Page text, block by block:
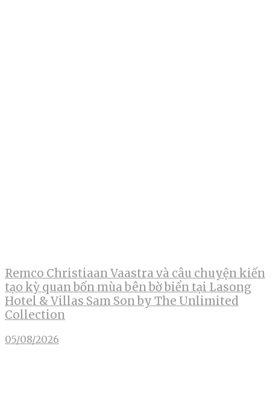
Remco Christiaan Vaastra và câu chuyện kiến
tạo kỳ quan bốn mùa bên bờ biển tại Lasong
Hotel & Villas Sam Son by The Unlimited
Collection
05/08/2026